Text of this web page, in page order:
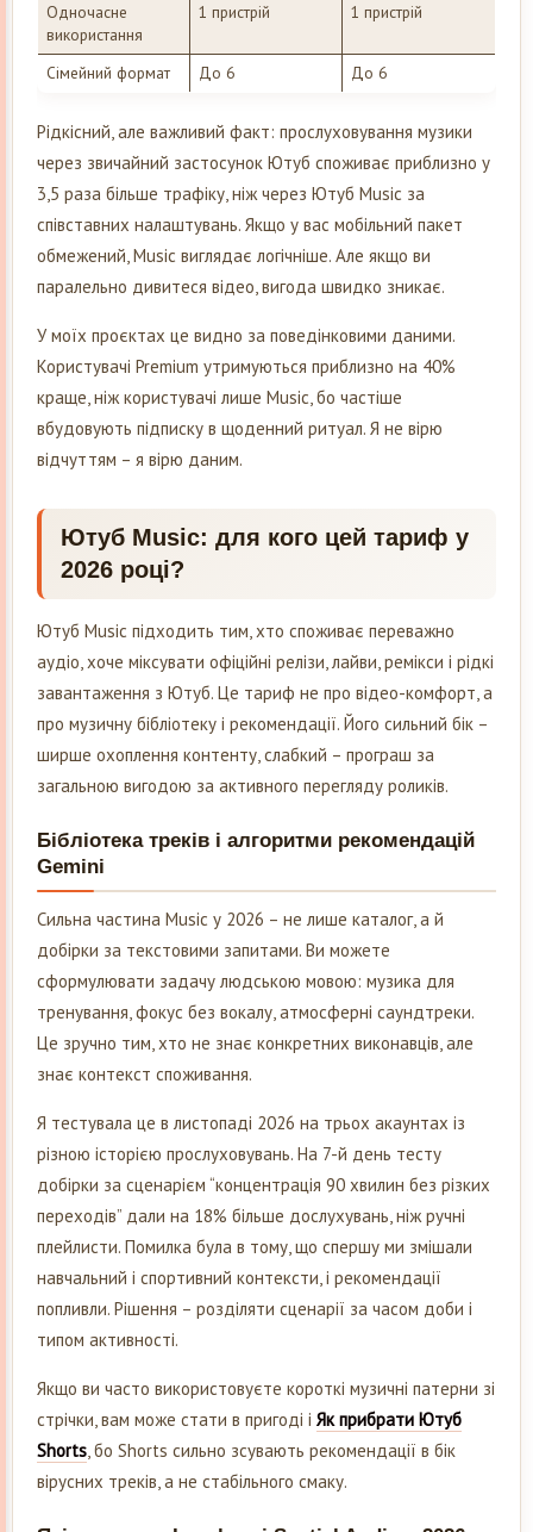
Одночасне
використання
1 пристрій 1 пристрій
Сімейний формат До 6 До 6
Рідкісний, але важливий факт: прослуховування музики
через звичайний застосунок Ютуб споживає приблизно у
3,5 раза більше трафіку, ніж через Ютуб Music за
співставних налаштувань. Якщо у вас мобільний пакет
обмежений, Music виглядає логічніше. Але якщо ви
паралельно дивитеся відео, вигода швидко зникає.
У моїх проєктах це видно за поведінковими даними.
Користувачі Premium утримуються приблизно на 40%
краще, ніж користувачі лише Music, бо частіше
вбудовують підписку в щоденний ритуал. Я не вірю
відчуттям – я вірю даним.
Ютуб Music: для кого цей тариф у
2026 році?
Ютуб Music підходить тим, хто споживає переважно
аудіо, хоче міксувати офіційні релізи, лайви, ремікси і рідкі
завантаження з Ютуб. Це тариф не про відео-комфорт, а
про музичну бібліотеку і рекомендації. Його сильний бік –
ширше охоплення контенту, слабкий – програш за
загальною вигодою за активного перегляду роликів.
Бібліотека треків і алгоритми рекомендацій
Gemini
Сильна частина Music у 2026 – не лише каталог, а й
добірки за текстовими запитами. Ви можете
сформулювати задачу людською мовою: музика для
тренування, фокус без вокалу, атмосферні саундтреки.
Це зручно тим, хто не знає конкретних виконавців, але
знає контекст споживання.
Я тестувала це в листопаді 2026 на трьох акаунтах із
різною історією прослуховувань. На 7-й день тесту
добірки за сценарієм “концентрація 90 хвилин без різких
переходів” дали на 18% більше дослухувань, ніж ручні
плейлисти. Помилка була в тому, що спершу ми змішали
навчальний і спортивний контексти, і рекомендації
попливли. Рішення – розділяти сценарії за часом доби і
типом активності.
Якщо ви часто використовуєте короткі музичні патерни зі
стрічки, вам може стати в пригоді і Як прибрати Ютуб
Shorts, бо Shorts сильно зсувають рекомендації в бік
вірусних треків, а не стабільного смаку.